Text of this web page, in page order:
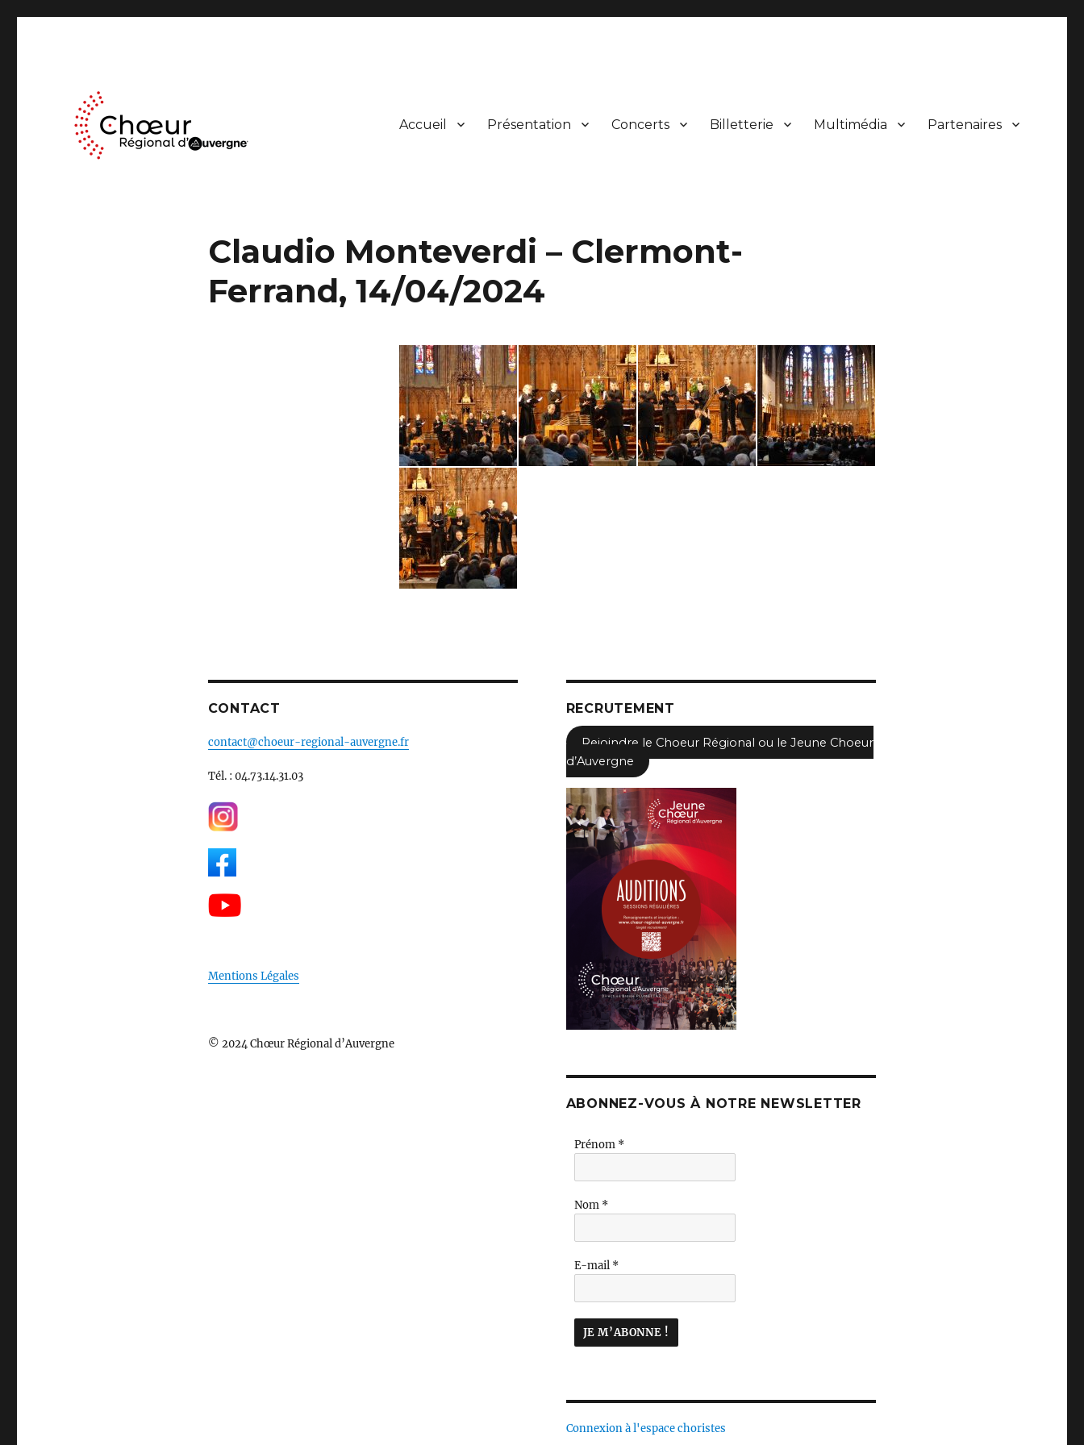
Accueil Présentation Concerts Billetterie Multimédia Partenaires
Claudio Monteverdi – Clermont-
Ferrand, 14/04/2024
CONTACT
contact@choeur-regional-auvergne.fr
Tél. : 04.73.14.31.03
Mentions Légales
© 2024 Chœur Régional d’Auvergne
RECRUTEMENT
Rejoindre le Choeur Régional ou le Jeune Choeur
d’Auvergne
ABONNEZ-VOUS À NOTRE NEWSLETTER
Prénom *
Nom *
E-mail *
Connexion à l'espace choristes